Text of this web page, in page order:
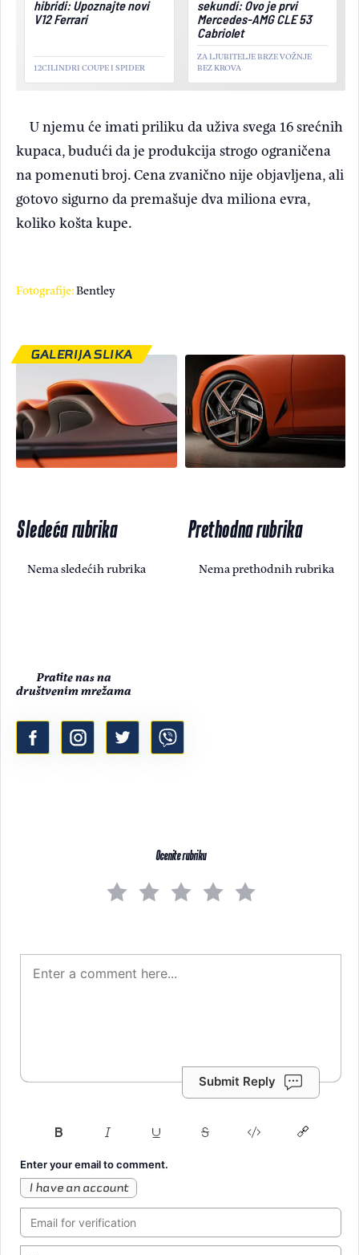
hibridi: Upoznajte novi
V12 Ferrari
12CILINDRI COUPE I SPIDER
sekundi: Ovo je prvi
Mercedes-AMG CLE 53
Cabriolet
ZA LJUBITELJE BRZE VOŽNJE
BEZ KROVA
U njemu će imati priliku da uživa svega 16 srećnih
kupaca, budući da je produkcija strogo ograničena
na pomenuti broj. Cena zvanično nije objavljena, ali
gotovo sigurno da premašuje dva miliona evra,
koliko košta kupe.
Fotografije:Bentley
GALERIJA SLIKA
Sledeća rubrika
Nema sledećih rubrika
Prethodna rubrika
Nema prethodnih rubrika
Pratite nas na
društvenim mrežama
Ocenite rubriku
Submit Reply
Enter your email to comment.
I have an account